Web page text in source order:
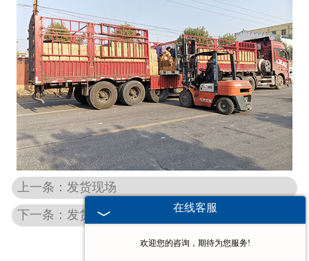
发货现场
工程案例
厂容厂貌
联系我们
上一条：发货现场
下一条：发货现场
在线客服
欢迎您的咨询，期待为您服务!